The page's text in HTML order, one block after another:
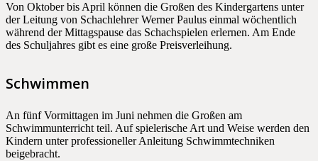
Von Oktober bis April können die Großen des Kindergartens unter
der Leitung von Schachlehrer Werner Paulus einmal wöchentlich
während der Mittagspause das Schachspielen erlernen. Am Ende
des Schuljahres gibt es eine große Preisverleihung.
Schwimmen
An fünf Vormittagen im Juni nehmen die Großen am
Schwimmunterricht teil. Auf spielerische Art und Weise werden den
Kindern unter professioneller Anleitung Schwimmtechniken
beigebracht.